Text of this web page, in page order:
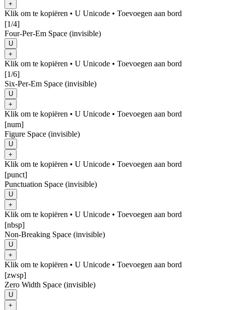
+
Klik om te kopiëren • U Unicode • Toevoegen aan bord
[1/4]
Four-Per-Em Space (invisible)
U
+
Klik om te kopiëren • U Unicode • Toevoegen aan bord
[1/6]
Six-Per-Em Space (invisible)
U
+
Klik om te kopiëren • U Unicode • Toevoegen aan bord
[num]
Figure Space (invisible)
U
+
Klik om te kopiëren • U Unicode • Toevoegen aan bord
[punct]
Punctuation Space (invisible)
U
+
Klik om te kopiëren • U Unicode • Toevoegen aan bord
[nbsp]
Non-Breaking Space (invisible)
U
+
Klik om te kopiëren • U Unicode • Toevoegen aan bord
[zwsp]
Zero Width Space (invisible)
U
+